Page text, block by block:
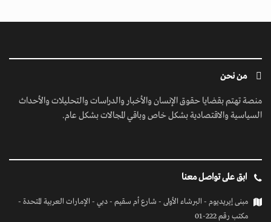
من نحن
منصة تهتم بقضايا حقوق الإنسان والأخبار والدراسات والتحليلات والأحداث
السياسية والاقتصادية بشكل خاص وباقي المجالات بشكل عام.
ابق على تواصل معنا
مبنى إيريديوم - البرشاء الأولى - شارع أم سقيم - دبي - الإمارات العربية المتحدة -
مكتب رقم 222-01